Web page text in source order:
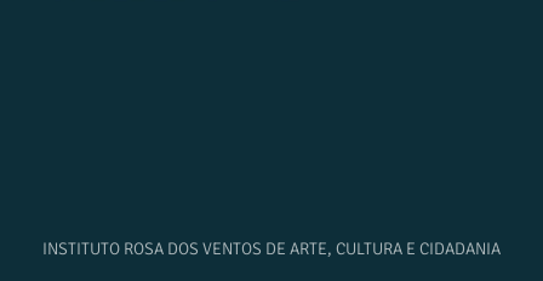
INSTITUTO ROSA DOS VENTOS DE ARTE, CULTURA E CIDADANIA